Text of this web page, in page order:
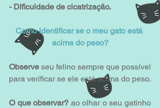
- Dificuldade de cicatrização.
Como identificar se o meu gato está
acima do peso?
Observe seu felino sempre que possível
para verificar se ele está acima do peso.
O que observar? ao olhar o seu gatinho